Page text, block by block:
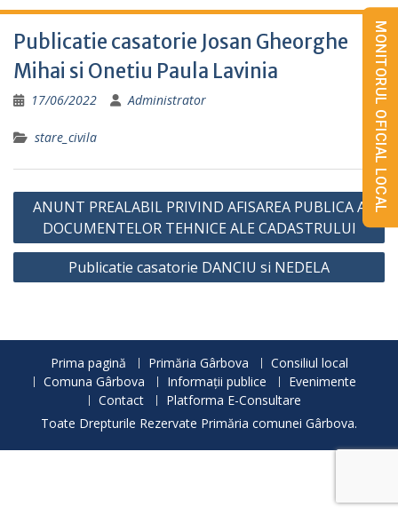
Publicatie casatorie Josan Gheorghe
Mihai si Onetiu Paula Lavinia
17/06/2022 Administrator
stare_civila
Navigare
articole
ANUNT PREALABIL PRIVIND AFISAREA PUBLICA A
DOCUMENTELOR TEHNICE ALE CADASTRULUI
Publicatie casatorie DANCIU si NEDELA
Prima pagină Primăria Gârbova
Consiliul local
Comuna Gârbova
Informații publice
Evenimente
Contact
Platforma E-Consultare
Toate Drepturile Rezervate Primăria comunei Gârbova.
MONITORUL OFICIAL LOCAL